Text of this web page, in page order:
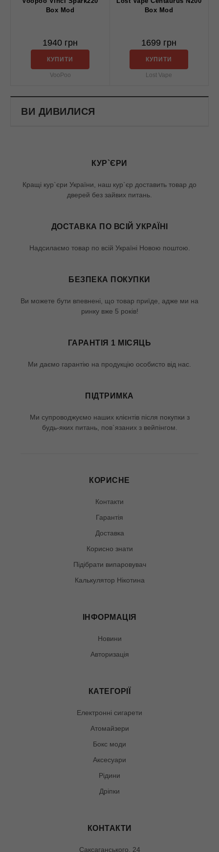
Box Mod
1940 грн
КУПИТИ
VooPoo
Box Mod
1699 грн
КУПИТИ
Lost Vape
ВИ ДИВИЛИСЯ
КУР`ЄРИ
Кращі кур`єри України, наш кур`єр доставить товар до
дверей без зайвих питань.
ДОСТАВКА ПО ВСІЙ УКРАЇНІ
Надсилаємо товар по всій Україні Новою поштою.
БЕЗПЕКА ПОКУПКИ
Ви можете бути впевнені, що товар приїде, адже ми на
ринку вже 5 років!
ГАРАНТІЯ 1 МІСЯЦЬ
Ми даємо гарантію на продукцію особисто від нас.
ПІДТРИМКА
Ми супроводжуємо наших клієнтів після покупки з
будь-яких питань, пов`язаних з вейпінгом.
КОРИСНЕ
Контакти
Гарантія
Доставка
Корисно знати
Підібрати випаровувач
Калькулятор Нікотина
ІНФОРМАЦІЯ
Новини
Авторизація
КАТЕГОРІЇ
Електронні сигарети
Атомайзери
Бокс моди
Аксесуари
Рідини
Дріпки
КОНТАКТИ
Саксаганського, 24